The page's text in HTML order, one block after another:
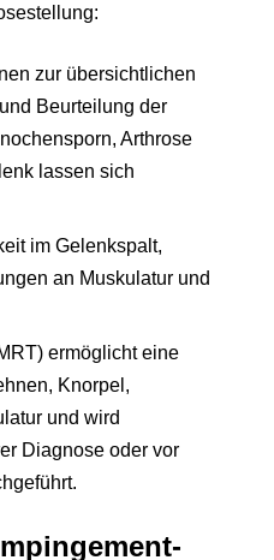
zur übersichtlichen
Beurteilung der
Arthrose
lassen sich
im Gelenkspalt,
an Muskulatur und
ermöglicht eine
Knorpel,
und wird
Diagnose oder vor